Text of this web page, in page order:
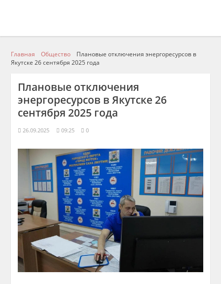
Главная Общество
Плановые отключения энергоресурсов в
Якутске 26 сентября 2025 года
Плановые отключения
энергоресурсов в Якутске 26
сентября 2025 года
26.09.2025 09:25 0